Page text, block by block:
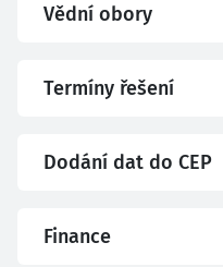
Vědní obory
Termíny řešení
Dodání dat do CEP
Finance